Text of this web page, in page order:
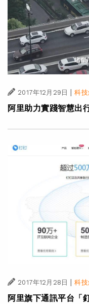
2017年12月29日 | 科
阿里助力實踐智慧出
2017年12月28日 | 科
阿里旗下通訊平台「